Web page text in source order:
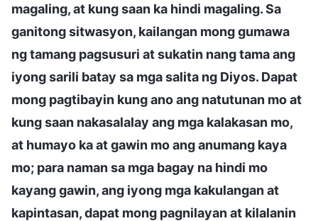
magaling, at kung saan ka hindi magaling. Sa
ganitong sitwasyon, kailangan mong gumawa
ng tamang pagsusuri at sukatin nang tama ang
iyong sarili batay sa mga salita ng Diyos. Dapat
mong pagtibayin kung ano ang natutunan mo at
kung saan nakasalalay ang mga kalakasan mo,
at humayo ka at gawin mo ang anumang kaya
mo; para naman sa mga bagay na hindi mo
kayang gawin, ang iyong mga kakulangan at
kapintasan, dapat mong pagnilayan at kilalanin